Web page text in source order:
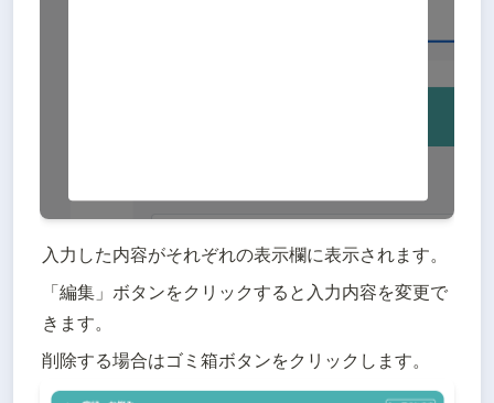
入力した内容がそれぞれの表示欄に表示されます。
「編集」ボタンをクリックすると入力内容を変更で
きます。
削除する場合はゴミ箱ボタンをクリックします。